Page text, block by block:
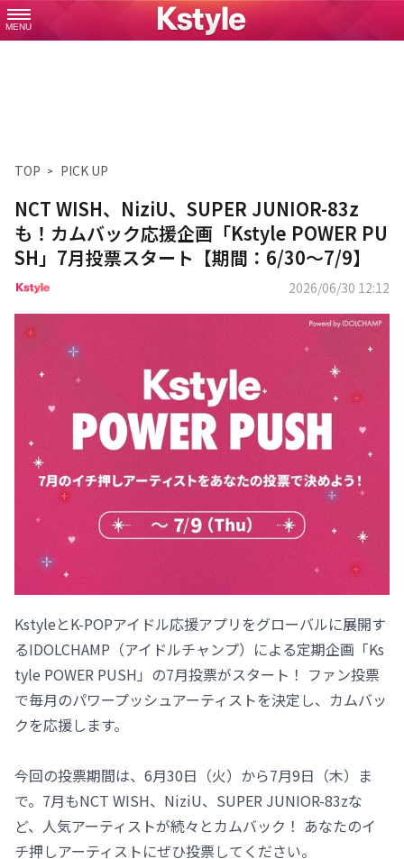
MENU
TOP PICK UP
NCT WISH、NiziU、SUPER JUNIOR-83z
も！カムバック応援企画「Kstyle POWER PU
SH」7月投票スタート【期間：6/30～7/9】
2026/06/30 12:12
KstyleとK-POPアイドル応援アプリをグローバルに展開す
るIDOLCHAMP（アイドルチャンプ）による定期企画「Ks
tyle POWER PUSH」の7月投票がスタート！ ファン投票
で毎月のパワープッシュアーティストを決定し、カムバッ
クを応援します。
今回の投票期間は、6月30日（火）から7月9日（木）ま
で。7月もNCT WISH、NiziU、SUPER JUNIOR-83zな
ど、人気アーティストが続々とカムバック！ あなたのイ
チ押しアーティストにぜひ投票してください。